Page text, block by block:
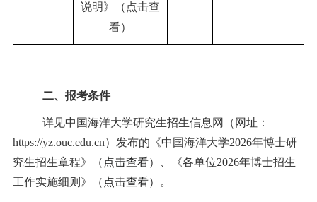
说明》（ 点击查
看）
二、报考条件
详见中国海洋大学研究生招生信息网（网址：
https://yz.ouc.edu.cn）发布的《中国海洋大学2026年博士研
究生招生章程》（ 点击查看）、《各单位2026年博士招生
工作实施细则》（ 点击查看）。